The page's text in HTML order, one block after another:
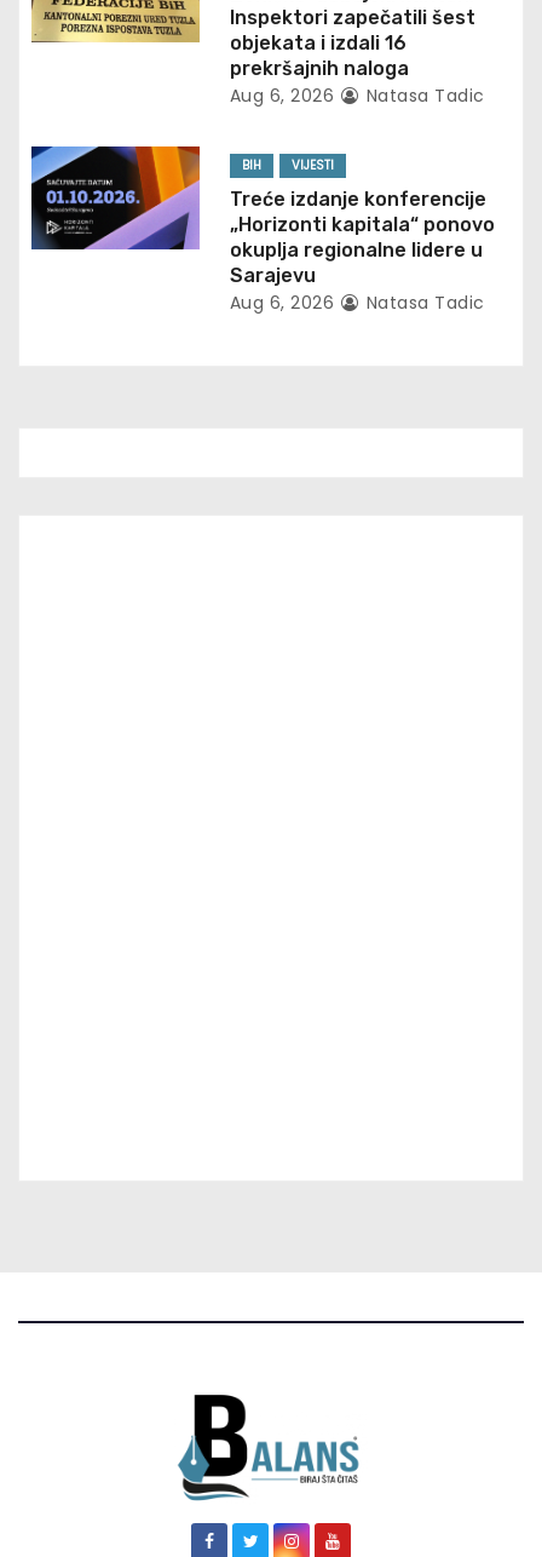
t
n
Inspektori zapečatili šest
objekata i izdali 16
prekršajnih naloga
Aug 6, 2026 Natasa Tadic
BIH VIJESTI
Treće izdanje konferencije
„Horizonti kapitala“ ponovo
okuplja regionalne lidere u
Sarajevu
Aug 6, 2026 Natasa Tadic